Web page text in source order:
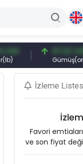
97,32 USD
Gümüş(ons)
İzleme
Favori
ve son fiyat